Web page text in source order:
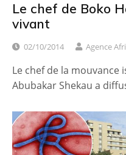
Le chef de Boko
vivant
02/10/2014 Agence
Le chef de la mouvance
Abubakar Shekau a